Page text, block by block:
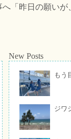
「 昨日の願い
New Posts
もう
ジワ